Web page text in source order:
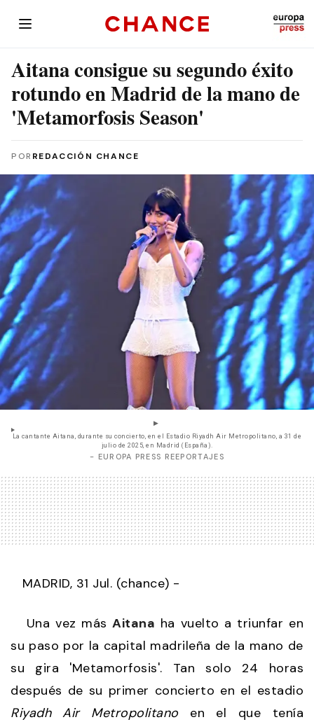
Aitana consigue su segundo éxito
rotundo en Madrid de la mano de
'Metamorfosis Season'
POR REDACCIÓN CHANCE
La cantante Aitana, durante su concierto, en el Estadio Riyadh Air Metropolitano, a 31 de
julio de 2025, en Madrid (España).
- EUROPA PRESS REEPORTAJES
MADRID, 31 Jul. (chance) -
Una vez másAitana ha vuelto a triunfar en
su paso por la capital madrileña de la mano de
su gira 'Metamorfosis'. Tan solo 24 horas
después de su primer concierto en el estadio
Riyadh Air Metropolitano en el que tenía